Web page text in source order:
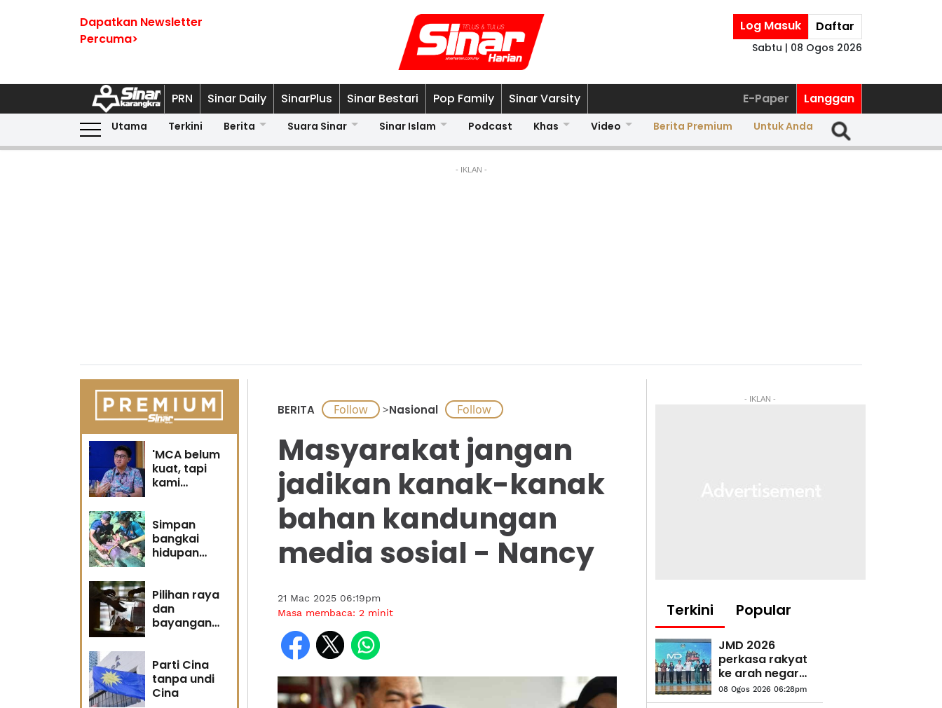
Dapatkan Newsletter
Percuma>
Log Masuk Daftar
Sabtu | 08 Ogos 2026
PRN Sinar Daily SinarPlus Sinar Bestari Pop Family Sinar Varsity E-Paper Langgan
Utama Terkini Berita Suara Sinar Sinar Islam Podcast Khas Video Berita Premium Untuk Anda
- IKLAN -
'MCA belum
kuat, tapi
kami
Simpan
bangkai
hidupan
Pilihan raya
dan
bayangan
Parti Cina
tanpa undi
Cina
BERITA >Nasional
Masyarakat jangan
jadikan kanak-kanak
bahan kandungan
media sosial - Nancy
21 Mac 2025 06:19pm
Masa membaca: 2 minit
- IKLAN -
Terkini Popular
JMD 2026
perkasa rakyat
ke arah negara
AI
08 Ogos 2026 06:28pm